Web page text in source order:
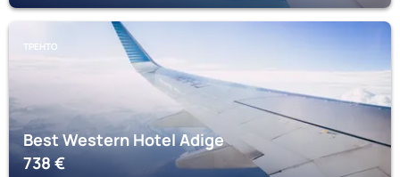
ТРЕНТО
Best Western Hotel Adige
738€